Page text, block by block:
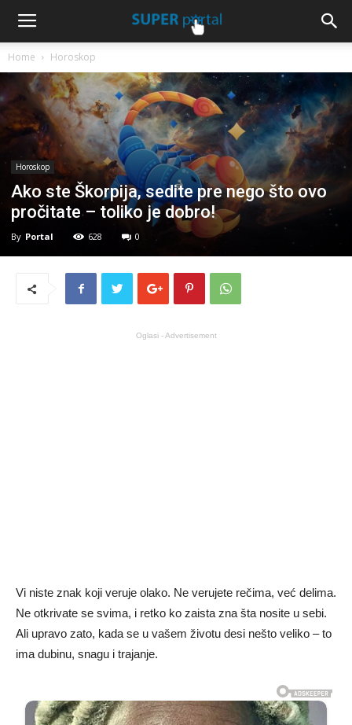
Home Horoskop
Horoskop
Ako ste Škorpija, sedite pre nego što ovo
pročitate – toliko je dobro!
By Portal 628 0
Oglasi - Advertisement
Vi niste znak koji veruje olako. Ne verujete rečima, već delima.
Ne otkrivate se svima, i retko ko zaista zna šta nosite u sebi.
Ali upravo zato, kada se u vašem životu desi nešto veliko – to
ima dubinu, snagu i trajanje.